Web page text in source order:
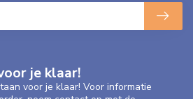
je klaar!
voor je klaar! Voor informatie